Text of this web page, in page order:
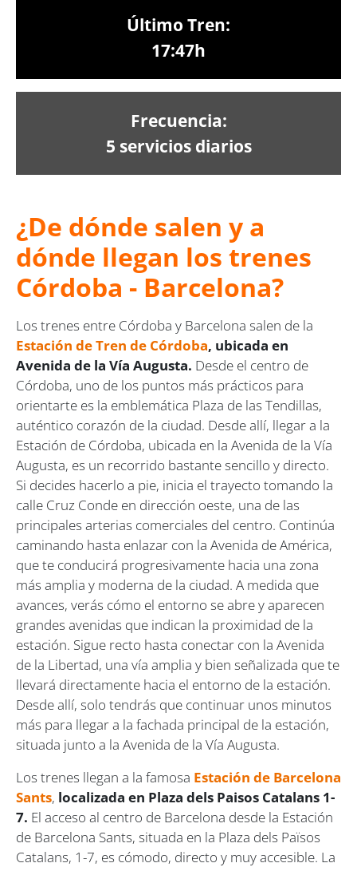
Último Tren:
17:47h
Frecuencia:
5 servicios diarios
¿De dónde salen y a
dónde llegan los trenes
Córdoba - Barcelona?
Los trenes entre Córdoba y Barcelona salen de la
Estación de Tren de Córdoba, ubicada en
Avenida de la Vía Augusta. Desde el centro de
Córdoba, uno de los puntos más prácticos para
orientarte es la emblemática Plaza de las Tendillas,
auténtico corazón de la ciudad. Desde allí, llegar a la
Estación de Córdoba, ubicada en la Avenida de la Vía
Augusta, es un recorrido bastante sencillo y directo.
Si decides hacerlo a pie, inicia el trayecto tomando la
calle Cruz Conde en dirección oeste, una de las
principales arterias comerciales del centro. Continúa
caminando hasta enlazar con la Avenida de América,
que te conducirá progresivamente hacia una zona
más amplia y moderna de la ciudad. A medida que
avances, verás cómo el entorno se abre y aparecen
grandes avenidas que indican la proximidad de la
estación. Sigue recto hasta conectar con la Avenida
de la Libertad, una vía amplia y bien señalizada que te
llevará directamente hacia el entorno de la estación.
Desde allí, solo tendrás que continuar unos minutos
más para llegar a la fachada principal de la estación,
situada junto a la Avenida de la Vía Augusta.
Los trenes llegan a la famosa Estación de Barcelona
Sants, localizada en Plaza dels Paisos Catalans 1-
7. El acceso al centro de Barcelona desde la Estación
de Barcelona Sants, situada en la Plaza dels Països
Catalans, 1-7, es cómodo, directo y muy accesible. La